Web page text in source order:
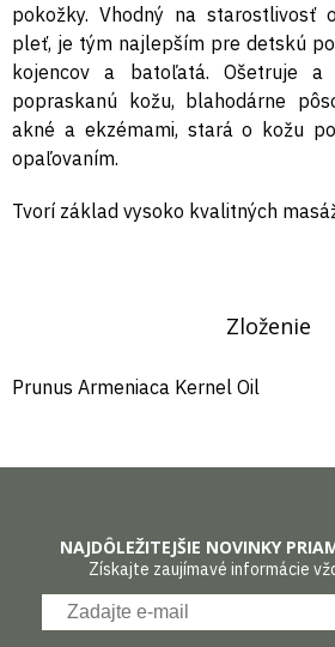
pokožky. Vhodný na starostlivosť
pleť, je tým najlepším pre detskú
kojencov a batoľatá. Ošetruje a
popraskanú kožu, blahodárne
akné a ekzémami, stará o kožu
opaľovaním.
Tvorí základ vysoko kvalitných
Zloženie
Prunus Armeniaca Kernel Oil
NAJDÔLEŽITEJŠIE NOVINKY
Získajte zaujímavé informácie